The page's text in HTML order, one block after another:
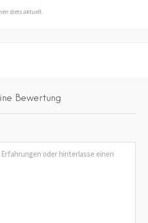
stets aktuell.
Bewertung